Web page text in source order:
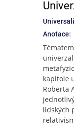
Anotace:
kapitole
Roberta
lidských